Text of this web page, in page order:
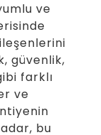
ve
güvenlik,
farklı
ve
bu